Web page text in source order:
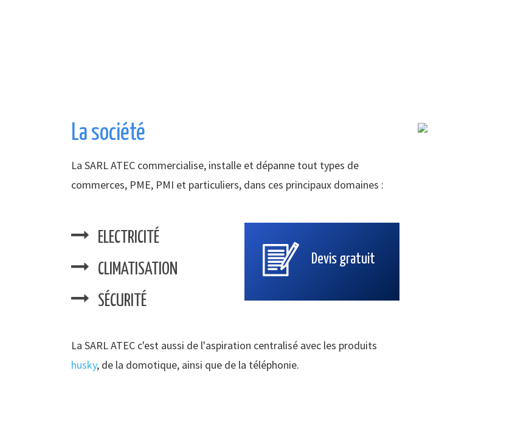
La société
La SARL ATEC commercialise, installe et dépanne tout types de
commerces, PME, PMI et particuliers, dans ces principaux domaines :
ELECTRICITÉ
CLIMATISATION
SÉCURITÉ
Devis gratuit
La SARL ATEC c'est aussi de l'aspiration centralisé avec les produits
husky, de la domotique, ainsi que de la téléphonie.